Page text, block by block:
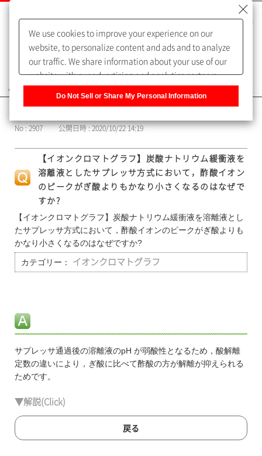
よくあるご質問（FAQ）
No : 2907 公開日時 : 2020/10/22 14:19
【イオンクロマトグラフ】炭酸ナトリウム緩衝液を
溶離液としたサプレッサ方式において，酢酸イオン
のピークがぎ酸よりもかなり小さくなるのはなぜで
すか?
【イオンクロマトグラフ】炭酸ナトリウム緩衝液を溶離液とし
たサプレッサ方式において，酢酸イオンのピークがぎ酸よりも
かなり小さくなるのはなぜですか?
カテゴリー： イオンクロマトグラフ
サプレッサ通過後の溶離液のpH が弱酸性となるため，酸解離
定数の違いにより，ぎ酸に比べて酢酸の方が解離が抑えられる
ためです。
▼解説(Click)
戻る
We use cookies to improve your experience on our
website, to personalize content and ads and to analyze
our traffic. We share information about your use of our
website with our advertising and analytics partners,
of our sharing information about you with our partners.
Information] to customize your cookie settings on our
website.Privacy Policy
Do Not Sell or Share My Personal Information